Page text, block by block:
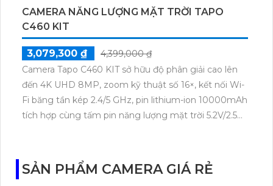
CAMERA NĂNG LƯỢNG MẶT TRỜI TAPO
C460 KIT
3,079,300 ₫
4,399,000 ₫
Camera Tapo C460 KIT sở hữu độ phân giải cao lên
đến 4K UHD 8MP, zoom kỹ thuật số 16×, kết nối Wi-
Fi băng tần kép 2.4/5 GHz, pin lithium-ion 10000mAh
tích hợp cùng tấm pin năng lượng mặt trời 5.2V/2.5W.
SẢN PHẨM CAMERA GIÁ RẺ